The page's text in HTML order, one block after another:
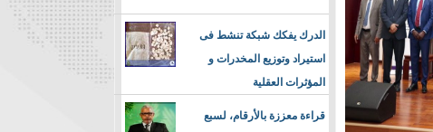
الدرك يفكك شبكة تنشط فى
استيراد وتوزيع المخدرات و
المؤثرات العقلية
قراءة معززة بالأرقام، لسبع